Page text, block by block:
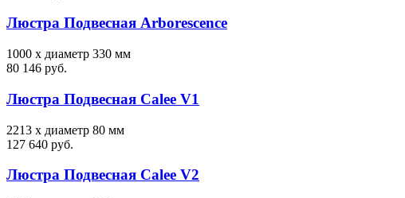
Люстра Подвесная Arborescence
1000 x диаметр 330 мм
80 146 руб.
Люстра Подвесная Calee V1
2213 х диаметр 80 мм
127 640 руб.
Люстра Подвесная Calee V2